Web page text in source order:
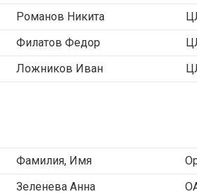
Романов Никита
Филатов Федор
Ложников Иван
Фамилия, Имя
Зеленева Анна